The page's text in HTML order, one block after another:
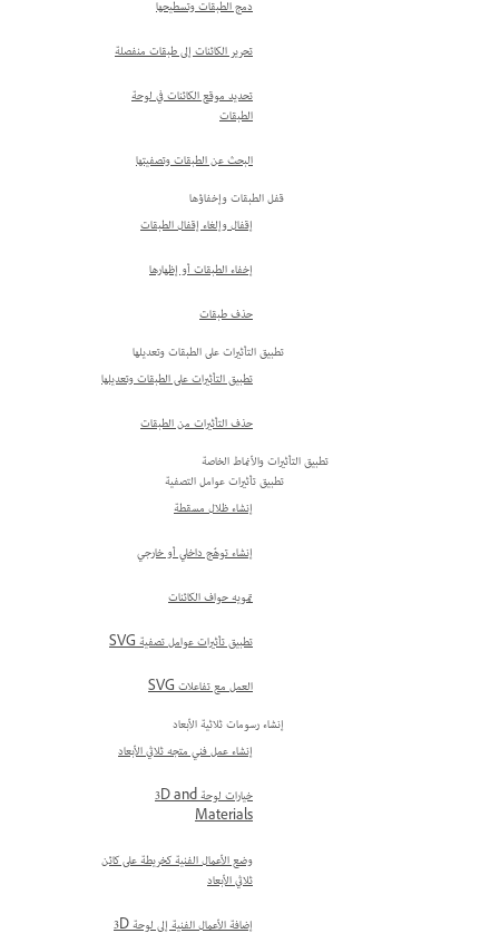
دمج الطبقات وتسطيحها
تحرير الكائنات إلى طبقات منفصلة
تحديد موقع الكائنات في لوحة
الطبقات
البحث عن الطبقات وتصفيتها
قفل الطبقات وإخفاؤها
إقفال وإلغاء إقفال الطبقات
إخفاء الطبقات أو إظهارها
حذف طبقات
تطبيق التأثيرات على الطبقات وتعديلها
تطبيق التأثيرات على الطبقات وتعديلها
حذف التأثيرات من الطبقات
تطبيق التأثيرات والأنماط الخاصة
تطبيق تأثيرات عوامل التصفية
إنشاء ظلال مسقطة
إنشاء توهّج داخلي أو خارجي
تمويه حواف الكائنات
تطبيق تأثيرات عوامل تصفية SVG
العمل مع تفاعلات SVG
إنشاء رسومات ثلاثية الأبعاد
إنشاء عمل فني متجه ثلاثي الأبعاد
خيارات لوحة 3D and
Materials
وضع الأعمال الفنية كخريطة على كائن
ثلاثي الأبعاد
إضافة الأعمال الفنية إلى لوحة 3D